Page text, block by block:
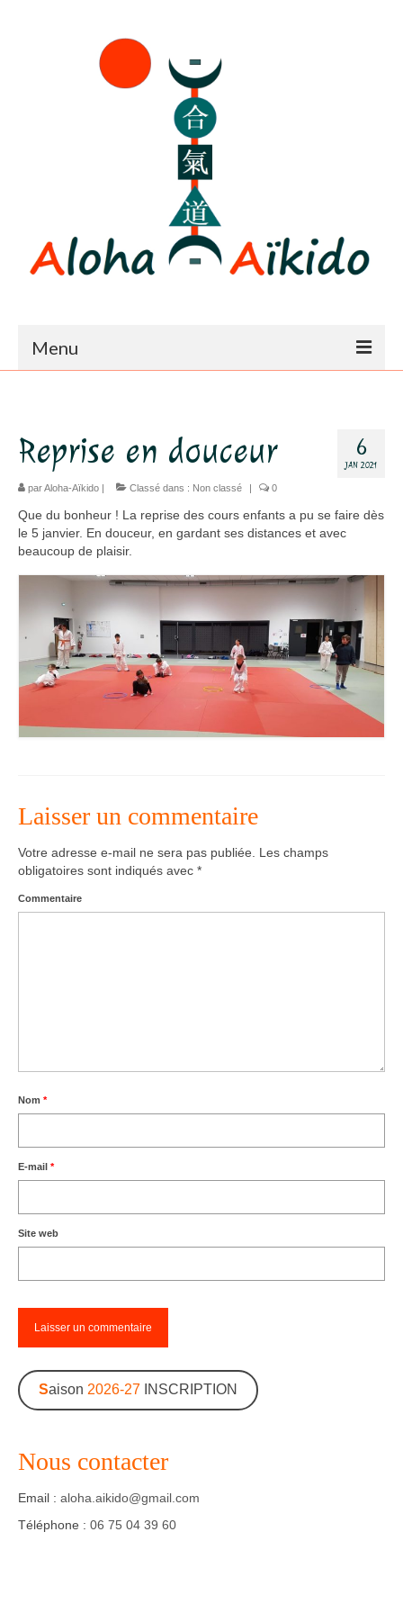
Menu
Tarifs – Inscription
L’association
Aïkido
L’aïkido
Les Grades
Jo Suburi
Kata 31
Inscription en ligne
Communication
6
JAN 2021
Reprise en douceur
parAloha-Aïkido | Classé dans : Non classé | 0
Que du bonheur ! La reprise des cours enfants a pu se faire dès
le 5 janvier. En douceur, en gardant ses distances et avec
beaucoup de plaisir.
Laisser un commentaire
Votre adresse e-mail ne sera pas publiée.
Les champs
obligatoires sont indiqués avec *
Commentaire
Nom *
E-mail *
Site web
Saison 2026-27INSCRIPTION
Nous contacter
Email : aloha.aikido@gmail.com
Téléphone : 06 75 04 39 60